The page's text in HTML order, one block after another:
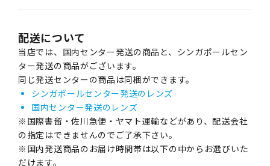
配送について
当店では、国内センター発送の商品と、シンガポールセン
ター発送の商品がございます。
同じ発送センターの商品は同梱ができます。
シンガポールセンター発送のレンズ
国内センター発送のレンズ
※国際書留・佐川急便・ヤマト運輸などがあり、配送会社
の指定はできませんのでご了承下さい。
※国内発送商品のお届け時間帯は以下の中からお選びいた
だけます。